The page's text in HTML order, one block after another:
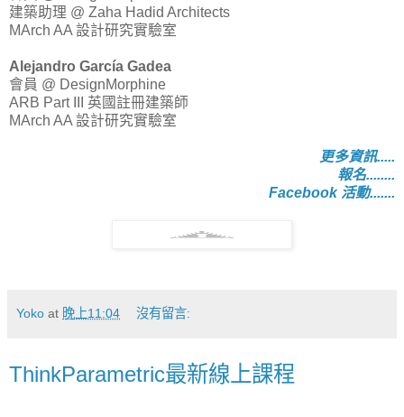
建築助理 @ Zaha Hadid Architects
MArch AA 設計研究實驗室
Alejandro García Gadea
會員 @ DesignMorphine
ARB Part III 英國註冊建築師
MArch AA 設計研究實驗室
更多資訊.....
報名........
Facebook 活動.......
Yoko at 晚上11:04 沒有留言:
ThinkParametric最新線上課程